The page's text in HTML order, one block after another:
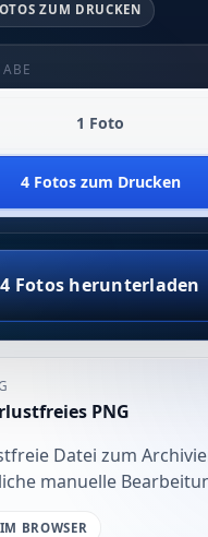
ZUM DRUCKEN
1 Foto
4 Fotos zum Drucken
4 Fotos herunterladen
PNG
Datei zum
manuelle
IM BROWSER